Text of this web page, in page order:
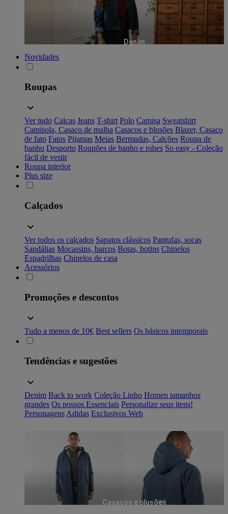
Denim
Novidades
Roupas
Ver tudo Calças Jeans T-shirt Polo Camisa Sweatshirt
Camisola, Casaco de malha Casacos e blusões Blazer, Casaco
de fato Fatos Pijamas Meias Bermudas, Calções Roupa de
banho Desporto Roupões de banho e robes So easy - Coleção
fácil de vestir
Roupa interior
Plus size
Calçados
Ver todos os calçados Sapatos clássicos Pantufas, socas
Sandálias Mocassins, barcos Botas, botins Chinelos
Espadrilhas Chinelos de casa
Acessórios
Promoções e descontos
Tudo a menos de 10€ Best sellers Os básicos intemporais
Tendências e sugestões
Denim Back to work Coleção Linho Homen tamanhos
grandes Os nossos Essenciais Personalize seus itens!
Personagens Adidas Exclusivos Web
Casacos e blusões